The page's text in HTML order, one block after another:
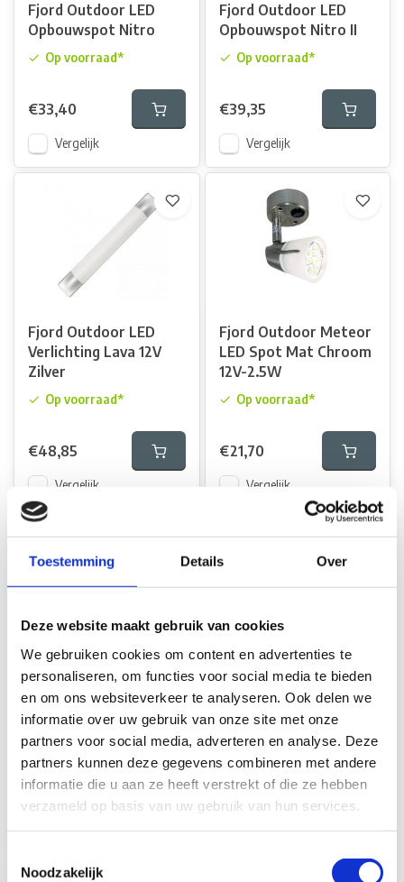
Toestemming Details Over
Deze website maakt gebruik van cookies
We gebruiken cookies om content en advertenties te
personaliseren, om functies voor social media te bieden
en om ons websiteverkeer te analyseren. Ook delen we
informatie over uw gebruik van onze site met onze
partners voor social media, adverteren en analyse. Deze
partners kunnen deze gegevens combineren met andere
informatie die u aan ze heeft verstrekt of die ze hebben
verzameld op basis van uw gebruik van hun services.
Noodzakelijk
Fjord Outdoor LED
Opbouwspot Nitro
Op voorraad*
€33,40
Vergelijk
Fjord Outdoor LED
Opbouwspot Nitro II
Op voorraad*
€39,35
Vergelijk
Fjord Outdoor LED
Verlichting Lava 12V
Zilver
Op voorraad*
€48,85
Vergelijk
Fjord Outdoor Meteor
LED Spot Mat Chroom
12V-2.5W
Op voorraad*
€21,70
Vergelijk
Fjord Outdoor
Opbouwspot LED Rond
Touch 2W
Op voorraad*
€27,90
Fjord Outdoor Spot
Luna 12V 1.4W LED
Satin Nickel
Niet op voorraad
€35,95